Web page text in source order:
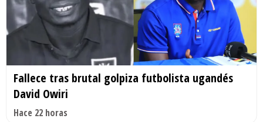
Fallece tras brutal golpiza futbolista ugandés
David Owiri
Hace 22 horas